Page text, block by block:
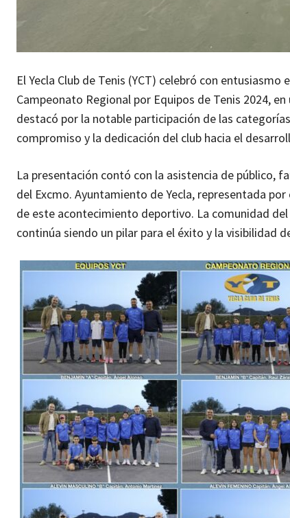
El Yecla Club de Tenis (YCT) celebró con
Campeonato Regional por Equipos de Tenis 2024,
destacó por la notable participación de las
compromiso y la dedicación del club hacia el
La presentación contó con la asistencia de público,
del Excmo. Ayuntamiento de Yecla, representada
de este acontecimiento deportivo. La comunidad
continúa siendo un pilar para el éxito y la visibilidad